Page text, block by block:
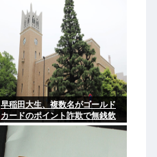
早稲田大生、複数名がゴールド
カードのポイント詐欺で無銭飲
食